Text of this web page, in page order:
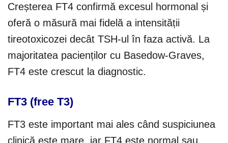
Creșterea FT4 confirmă excesul hormonal și
oferă o măsură mai fidelă a intensității
tireotoxicozei decât TSH-ul în faza activă. La
majoritatea pacienților cu Basedow-Graves,
FT4 este crescut la diagnostic.
FT3 (free T3)
FT3 este important mai ales când suspiciunea
clinică este mare, iar FT4 este normal sau